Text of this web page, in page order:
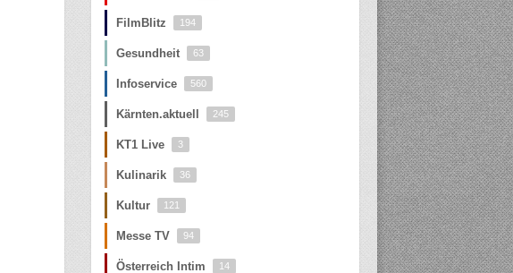
FilmBlitz 194
Gesundheit 63
Infoservice 560
Kärnten.aktuell 245
KT1 Live 3
Kulinarik 36
Kultur 121
Messe TV 94
Österreich Intim 14